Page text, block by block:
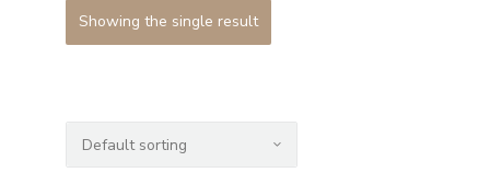
Showing the single result